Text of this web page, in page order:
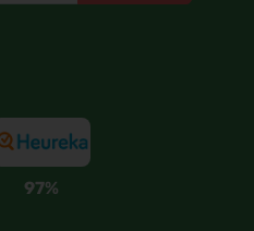
97%